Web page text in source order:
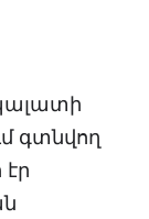
գտնվող